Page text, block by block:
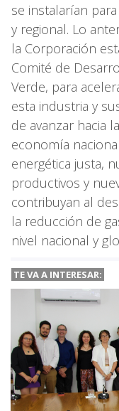
se instalarían
y regional. Lo
la Corporación
Comité de
Verde, para
esta industria y
de avanzar hacia
economía
energética justa,
productivos y
contribuyan al
la reducción de
nivel nacional y
TE VA A INTERESAR: